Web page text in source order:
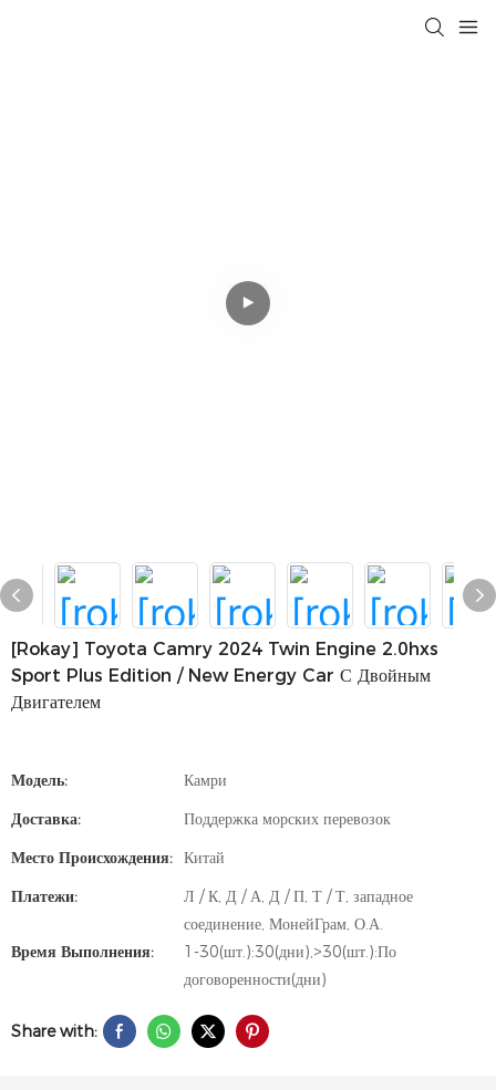
[rokay] Toyota Camry 2024 Twin Engine 2.0hxs
Sport Plus Edition / New Energy Car С Двойным
Двигателем
Модель:
Камри
Доставка:
Поддержка морских перевозок
Место Происхождения: Китай
Платежи:
Л / К, Д / А, Д / П, Т / Т, западное
соединение, МонейГрам, О.А.
Время Выполнения:
1-30(шт.):30(дни),>30(шт.):По
договоренности(дни)
Share with: